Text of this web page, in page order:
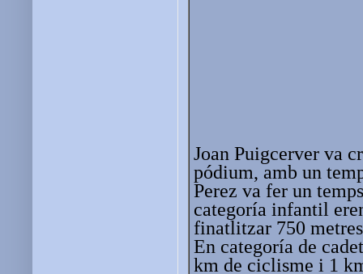
Joan Puigcerver va
pódium, amb un
Perez va fer un
categoría infantil
finatlitzar 750
En categoría de
km de ciclisme i 1